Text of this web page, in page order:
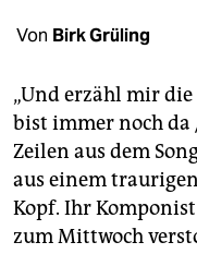
veranstaltungen
fragen & hilfe
unterstützen
abo
genossenschaft
Von Birk Grüling
„Und erzähl mir
bist immer noch da
Zeilen aus dem
aus einem
Kopf. Ihr
zum Mittwoch